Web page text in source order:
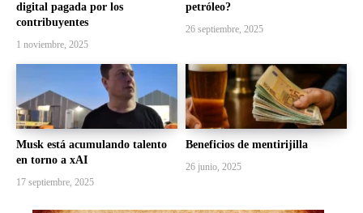
digital pagada por los
contribuyentes
1 noviembre, 2025
petróleo?
26 septiembre, 2025
Musk está acumulando talento
en torno a xAI
17 septiembre, 2025
Beneficios de mentirijilla
26 junio, 2025